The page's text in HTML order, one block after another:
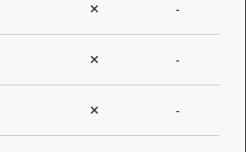
✕ -
✕ -
✕ -